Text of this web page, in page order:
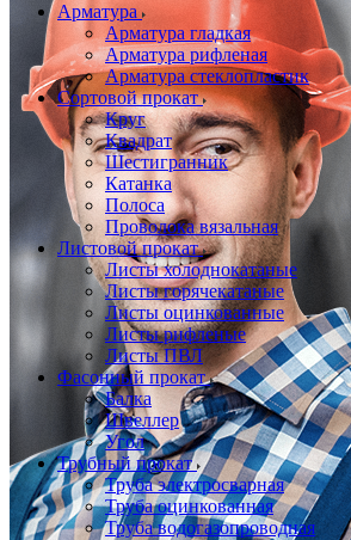
Арматура
Арматура гладкая
Арматура рифленая
Арматура стеклопластик
Сортовой прокат
Круг
Квадрат
Шестигранник
Катанка
Полоса
Проволока вязальная
Листовой прокат
Листы холоднокатаные
Листы горячекатаные
Листы оцинкованные
Листы рифленые
Листы ПВЛ
Фасонный прокат
Балка
Швеллер
Угол
Трубный прокат
Труба электросварная
Труба оцинкованная
Труба водогазопроводная